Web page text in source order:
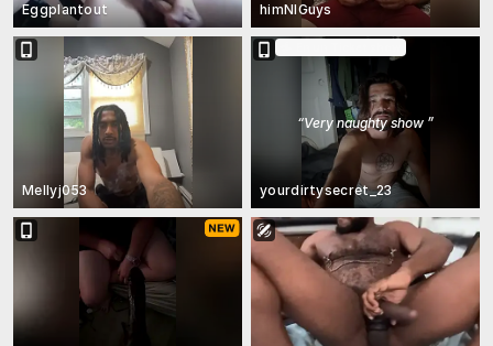
Eggplantout himNIGuys
Mellyj053
“Very naughty show ”
yourdirtysecret_23